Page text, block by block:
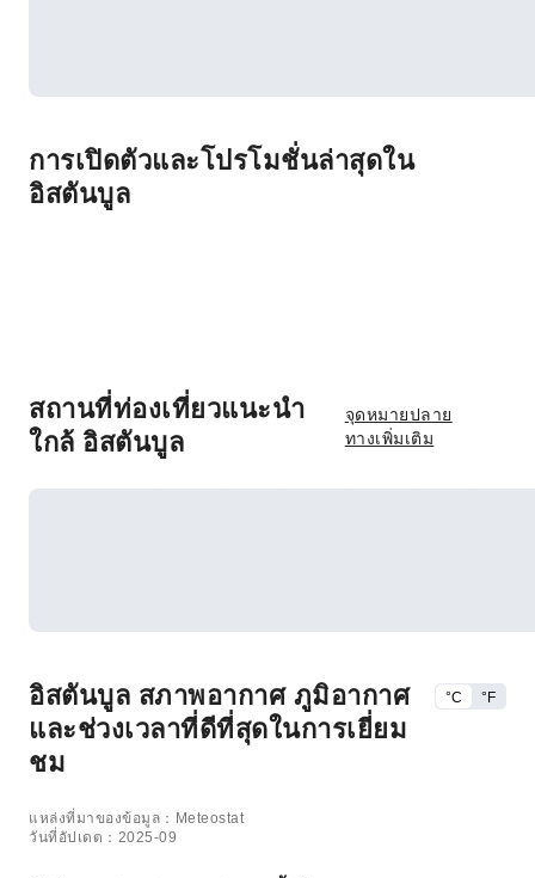
การเปิดตัวและโปรโมชั่นล่าสุดใน
อิสตันบูล
สถานที่ท่องเที่ยวแนะนำ
ใกล้ อิสตันบูล
จุดหมายปลาย
ทางเพิ่มเติม
อิสตันบูล สภาพอากาศ ภูมิอากาศ
และช่วงเวลาที่ดีที่สุดในการเยี่ยม
ชม
°C °F
แหล่งที่มาของข้อมูล：Meteostat
วันที่อัปเดต：2025-09